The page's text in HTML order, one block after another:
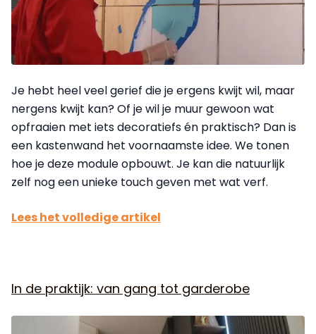
Je hebt heel veel gerief die je ergens kwijt wil, maar
nergens kwijt kan? Of je wil je muur gewoon wat
opfraaien met iets decoratiefs én praktisch? Dan is
een kastenwand het voornaamste idee. We tonen
hoe je deze module opbouwt. Je kan die natuurlijk
zelf nog een unieke touch geven met wat verf.
Lees het volledige artikel
In de praktijk: van gang tot garderobe